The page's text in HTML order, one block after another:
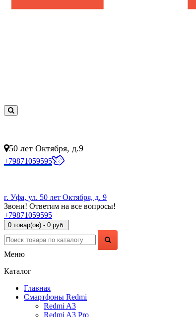
50 лет Октября, д.9
+79871059595
г. Уфа, ул. 50 лет Октября, д. 9
Звони! Ответим на все вопросы!
+79871059595
0 товар(ов) - 0 руб.
Меню
Каталог
Главная
Смартфоны Redmi
Redmi A3
Redmi A3 Pro